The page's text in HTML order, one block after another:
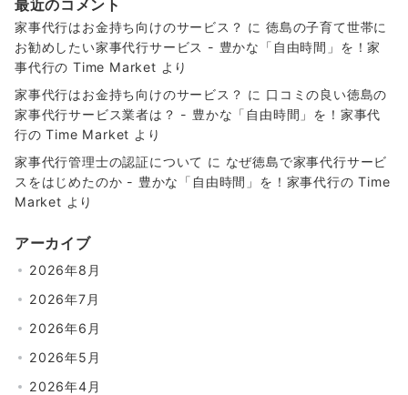
最近のコメント
家事代行はお金持ち向けのサービス？ に徳島の子育て世帯に
お勧めしたい家事代行サービス - 豊かな「自由時間」を！家
事代行の Time Market より
家事代行はお金持ち向けのサービス？ に 口コミの良い徳島の
家事代行サービス業者は？ - 豊かな「自由時間」を！家事代
行の Time Market より
家事代行管理士の認証について に なぜ徳島で家事代行サービ
スをはじめたのか - 豊かな「自由時間」を！家事代行の Time
Market より
アーカイブ
2026年8月
2026年7月
2026年6月
2026年5月
2026年4月